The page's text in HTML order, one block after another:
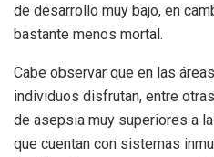
de desarrollo muy bajo, en
bastante menos mortal.
Cabe observar que en las
individuos disfrutan, entre
de asepsia muy superiores a
que cuentan con sistemas